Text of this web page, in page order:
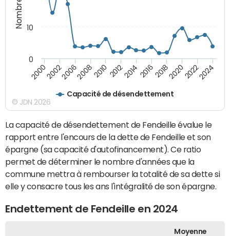
Capacité de désendettement
20002002200620082010 2012201420162018202020222024
0
10
© JDN 2026
La capacité de désendettement de Fendeille évalue le
rapport entre l'encours de la dette de Fendeille et son
épargne (sa capacité d'autofinancement). Ce ratio
permet de déterminer le nombre d'années que la
commune mettra à rembourser la totalité de sa dette si
elle y consacre tous les ans l'intégralité de son épargne.
Endettement de Fendeille en 2024
Moyenne